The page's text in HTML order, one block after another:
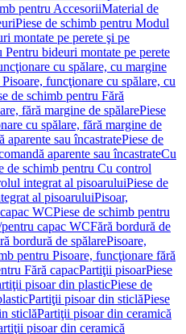
pentru AccesoriiMaterial de
Piese de schimb pentru Modul
montate pe perete şi pe
Pentru bideuri montate pe perete
cu spălare, cu margine
funcţionare cu spălare, cu
de schimb pentru Fără
fără margine de spălarePiese
cu spălare, fără margine de
aparente sau încastratePiese de
aparente sau încastrateCu
de schimb pentru Cu control
integrat al pisoaruluiPiese de
al pisoaruluiPisoar,
WCPiese de schimb pentru
capac WCFără bordură de
bordură de spălarePisoare,
pentru Pisoare, funcţionare fără
Fără capacPartiţii pisoarPiese
pisoar din plasticPiese de
Partiţii pisoar din sticlăPiese
sticlăPartiţii pisoar din ceramică
pisoar din ceramică